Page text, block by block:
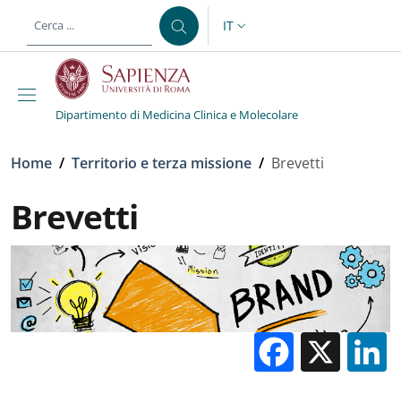
al contenuto principale
SELETTORE LINGUA:
IT
Dipartimento di Medicina Clinica e Molecolare
Briciole di pane
Home / Territorio e terza missione / Brevetti
Brevetti
X